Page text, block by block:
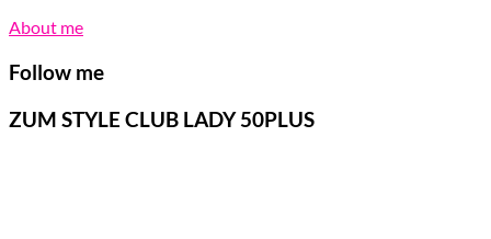
About me
Follow me
ZUM STYLE CLUB LADY 50PLUS